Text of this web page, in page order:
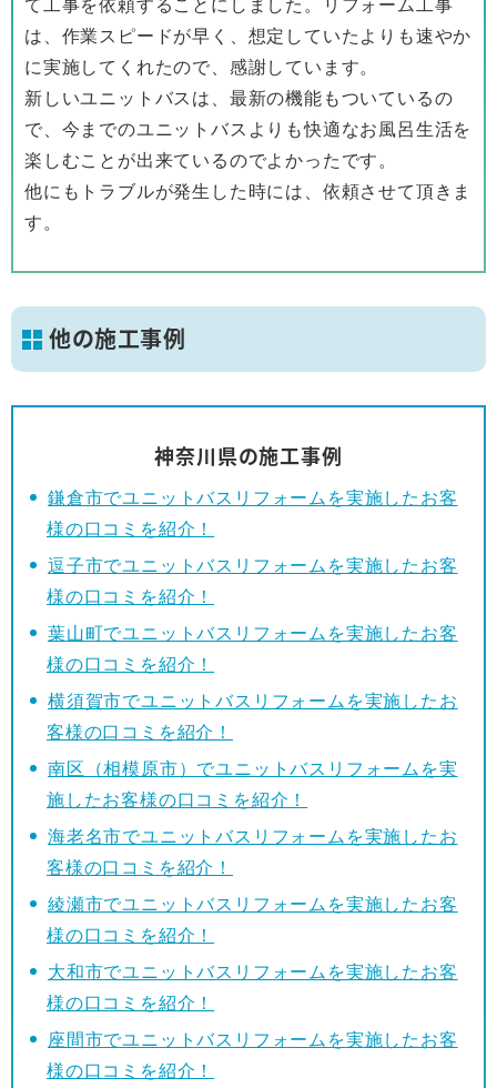
て工事を依頼することにしました。リフォーム工事
は、作業スピードが早く、想定していたよりも速やか
に実施してくれたので、感謝しています。
新しいユニットバスは、最新の機能もついているの
で、今までのユニットバスよりも快適なお風呂生活を
楽しむことが出来ているのでよかったです。
他にもトラブルが発生した時には、依頼させて頂きま
す。
他の施工事例
神奈川県の施工事例
鎌倉市でユニットバスリフォームを実施したお客
様の口コミを紹介！
逗子市でユニットバスリフォームを実施したお客
様の口コミを紹介！
葉山町でユニットバスリフォームを実施したお客
様の口コミを紹介！
横須賀市でユニットバスリフォームを実施したお
客様の口コミを紹介！
南区（相模原市）でユニットバスリフォームを実
施したお客様の口コミを紹介！
海老名市でユニットバスリフォームを実施したお
客様の口コミを紹介！
綾瀬市でユニットバスリフォームを実施したお客
様の口コミを紹介！
大和市でユニットバスリフォームを実施したお客
様の口コミを紹介！
座間市でユニットバスリフォームを実施したお客
様の口コミを紹介！